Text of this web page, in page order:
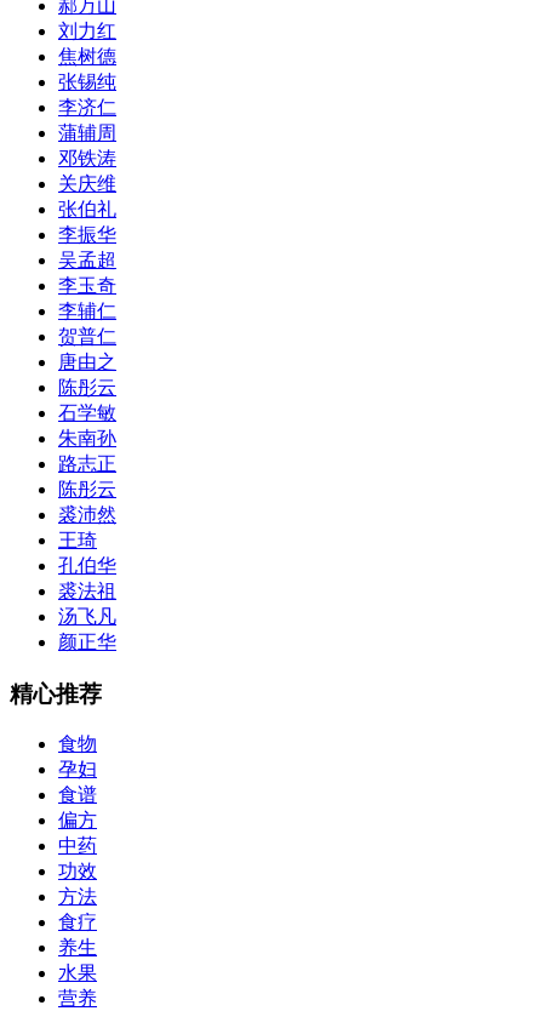
郝万山
刘力红
焦树德
张锡纯
李济仁
蒲辅周
邓铁涛
关庆维
张伯礼
李振华
吴孟超
李玉奇
李辅仁
贺普仁
唐由之
陈彤云
石学敏
朱南孙
路志正
陈彤云
裘沛然
王琦
孔伯华
裘法祖
汤飞凡
颜正华
精心推荐
食物
孕妇
食谱
偏方
中药
功效
方法
食疗
养生
水果
营养